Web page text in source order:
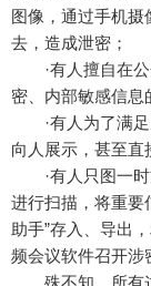
图像，通过手机摄
去，造成泄密；
·有人擅自在公
密、内部敏感信息
·有人为了满足
向人展示，甚至直
·有人只图一时
进行扫描，将重要
助手”存入、导出
频会议软件召开涉
殊不知，所有这